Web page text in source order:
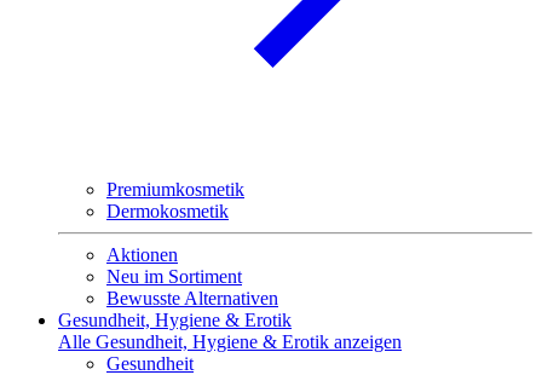
Premiumkosmetik
Dermokosmetik
Aktionen
Neu im Sortiment
Bewusste Alternativen
Gesundheit, Hygiene & Erotik
Alle Gesundheit, Hygiene & Erotik anzeigen
Gesundheit